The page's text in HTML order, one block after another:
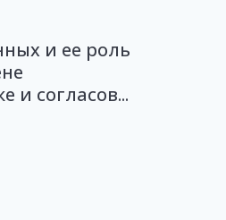
и ее роль
и согласов...